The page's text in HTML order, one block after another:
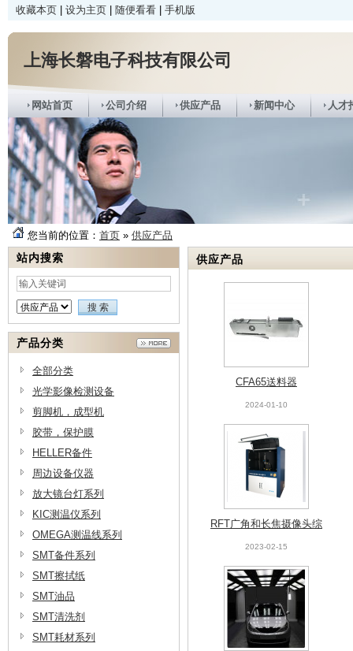
收藏本页 设为主页 随便看看 手机版
上海长磐电子科技有限公司
网站首页 公司介绍 供应产品 新闻中心 人才
您当前的位置： 首页 » 供应产品
站内搜索
产品分类
全部分类
光学影像检测设备
剪脚机，成型机
胶带，保护膜
HELLER备件
周边设备仪器
放大镜台灯系列
KIC测温仪系列
OMEGA测温线系列
SMT备件系列
SMT擦拭纸
SMT油品
SMT清洗剂
SMT耗材系列
供应产品
CFA65送料器
2024-01-10
RFT广角和长焦摄像头综
合测试仪
2023-02-15